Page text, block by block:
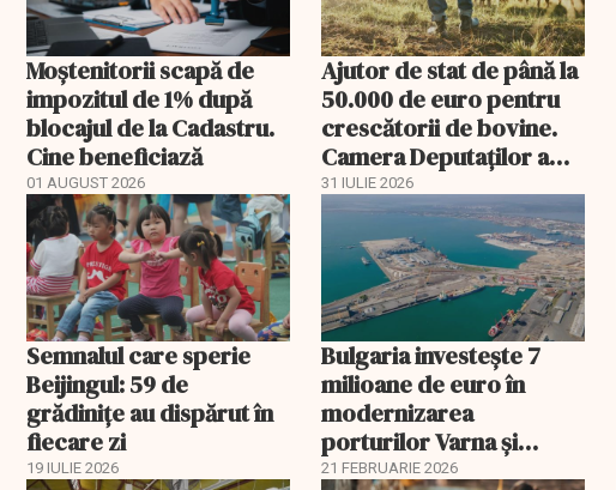
Moștenitorii scapă de
impozitul de 1% după
blocajul de la Cadastru.
Cine beneficiază
01 AUGUST 2026
Ajutor de stat de până la
50.000 de euro pentru
crescătorii de bovine.
Camera Deputaților a
aprobat schema
31 IULIE 2026
Semnalul care sperie
Beijingul: 59 de
grădinițe au dispărut în
fiecare zi
19 IULIE 2026
Bulgaria investește 7
milioane de euro în
modernizarea
porturilor Varna și
Burgas
21 FEBRUARIE 2026